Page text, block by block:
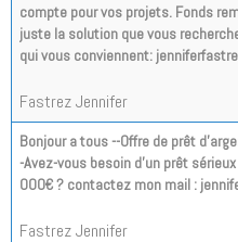
compte pour vos projets. Fonds
juste la solution que vous
qui vous conviennent:
Fastrez Jennifer
Bonjour a tous --Offre de prêt
-Avez-vous besoin d'un prêt
000€ ? contactez mon mail :
Fastrez Jennifer